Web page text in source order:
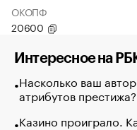
ОКОПФ
20600
Интересное на
Насколько ваш
атрибутов
Казино проиграло.